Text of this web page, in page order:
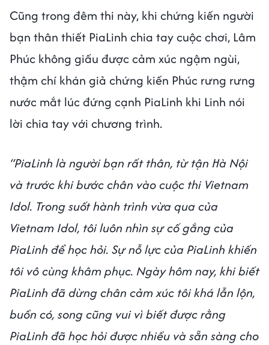
Cũng trong đêm thi này, khi chứng kiến người
bạn thân thiết PiaLinh chia tay cuộc chơi, Lâm
Phúc không giấu được cảm xúc ngậm ngùi,
thậm chí khán giả chứng kiến Phúc rưng rưng
nước mắt lúc đứng cạnh PiaLinh khi Linh nói
lời chia tay với chương trình.
“PiaLinh là người bạn rất thân, từ tận Hà Nội
và trước khi bước chân vào cuộc thi Vietnam
Idol. Trong suốt hành trình vừa qua của
Vietnam Idol, tôi luôn nhìn sự cố gắng của
PiaLinh để học hỏi. Sự nỗ lực của PiaLinh khiến
tôi vô cùng khâm phục. Ngày hôm nay, khi biết
PiaLinh đã dừng chân cảm xúc tôi khá lẫn lộn,
buồn có, song cũng vui vì biết được rằng
PiaLinh đã học hỏi được nhiều và sẵn sàng cho